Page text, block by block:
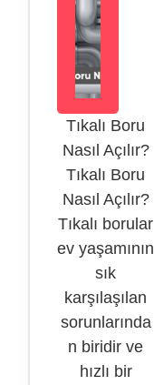
Tıkalı Boru
Nasıl Açılır?
Tıkalı Boru
Nasıl Açılır?
Tıkalı borular
ev yaşamının
sık
karşılaşılan
sorunlarında
n biridir ve
hızlı bir